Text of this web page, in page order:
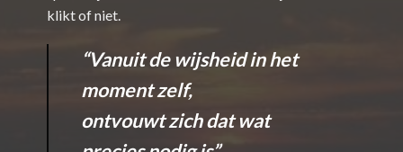
klikt of niet.
“Vanuit de wijsheid in het
moment zelf,
ontvouwt zich dat wat